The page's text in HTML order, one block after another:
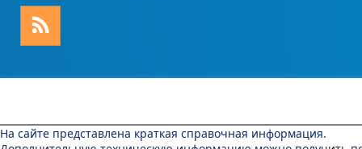
На сайте представлена краткая справочная информация.